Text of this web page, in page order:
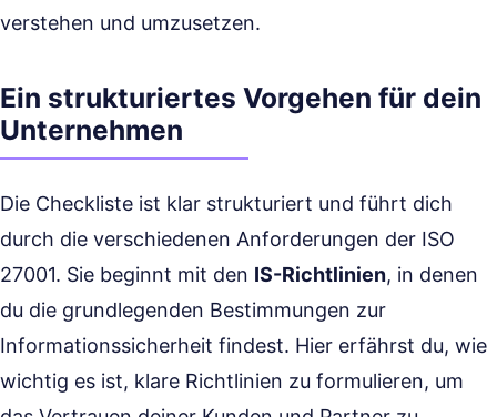
verstehen und umzusetzen.
Ein strukturiertes Vorgehen für dein
Unternehmen
Die Checkliste ist klar strukturiert und führt dich
durch die verschiedenen Anforderungen der ISO
27001. Sie beginnt mit den IS-Richtlinien, in denen
du die grundlegenden Bestimmungen zur
Informationssicherheit findest. Hier erfährst du, wie
wichtig es ist, klare Richtlinien zu formulieren, um